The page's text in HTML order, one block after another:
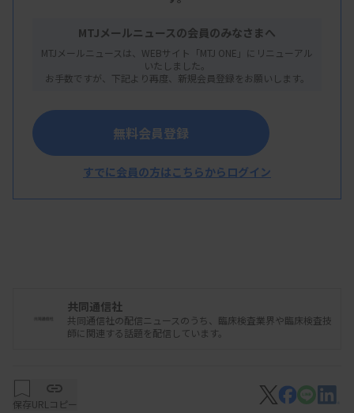
に容体が悪化。手術した腎臓の摘出や輸血をしたが
翌朝、出血性ショックで死亡した。
た部分が緩んで再び出血したのが原因となった可能
性を指摘した。
MTJメールニュースの会員のみなさまへ
MTJメールニュースは、WEBサイト「MTJ ONE」にリニューアル
いたしました。
お手数ですが、下記より再度、新規会員登録をお願いします。
無料会員登録
すでに会員の方はこちらからログイン
共同通信社
共同通信社の配信ニュースのうち、臨床検査業界や臨床検査技
師に関連する話題を配信しています。
保存URLコピー